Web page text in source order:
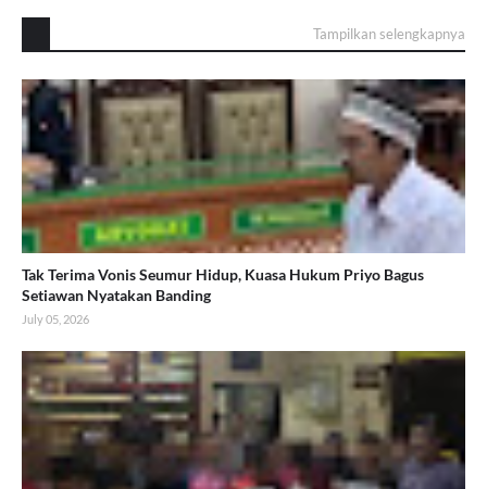
Tampilkan selengkapnya
Tak Terima Vonis Seumur Hidup, Kuasa Hukum Priyo Bagus
Setiawan Nyatakan Banding
July 05, 2026